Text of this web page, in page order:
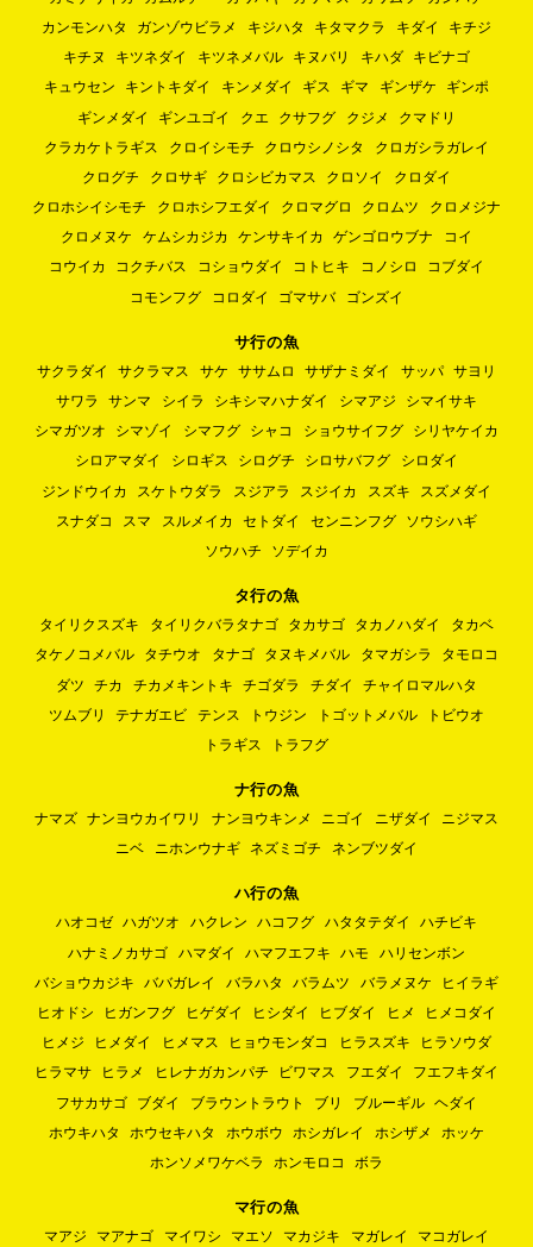
カンモンハタ
ガンゾウビラメ キジハタ キタマクラ キダイ
キチジ
キチヌ
キツネダイ キツネメバル キヌバリ キハダ
キビナゴ
キュウセン
キントキダイ キンメダイ ギス ギマ ギンザケ
ギンポ
ギンメダイ
ギンユゴイ クエ クサフグ クジメ
クマドリ
クラカケトラギス
クロイシモチ クロウシノシタ
クロガシラガレイ
クログチ
クロサギ クロシビカマス クロソイ
クロダイ
クロホシイシモチ
クロホシフエダイ クロマグロ クロムツ
クロメジナ
クロメヌケ
ケムシカジカ ケンサキイカ ゲンゴロウブナ
コイ
コウイカ
コクチバス コショウダイ コトヒキ コノシロ
コブダイ
コモンフグ
コロダイ ゴマサバ ゴンズイ
サ行の魚
サクラダイ サクラマス サケ ササムロ サザナミダイ サッパ サヨリ
サワラ
サンマ シイラ シキシマハナダイ シマアジ
シマイサキ
シマガツオ
シマゾイ シマフグ シャコ ショウサイフグ
シリヤケイカ
シロアマダイ
シロギス シログチ シロサバフグ
シロダイ
ジンドウイカ
スケトウダラ スジアラ スジイカ スズキ
スズメダイ
スナダコ
スマ スルメイカ セトダイ センニンフグ
ソウシハギ
ソウハチ
ソデイカ
タ行の魚
タイリクスズキ タイリクバラタナゴ タカサゴ タカノハダイ
タカベ
タケノコメバル
タチウオ タナゴ タヌキメバル タマガシラ
タモロコ
ダツ
チカ チカメキントキ チゴダラ チダイ
チャイロマルハタ
ツムブリ
テナガエビ テンス トウジン トゴットメバル
トビウオ
トラギス
トラフグ
ナ行の魚
ナマズ ナンヨウカイワリ ナンヨウキンメ ニゴイ ニザダイ
ニジマス
ニベ
ニホンウナギ ネズミゴチ ネンブツダイ
ハ行の魚
ハオコゼ ハガツオ ハクレン ハコフグ ハタタテダイ
ハチビキ
ハナミノカサゴ
ハマダイ ハマフエフキ ハモ
ハリセンボン
バショウカジキ
ババガレイ バラハタ バラムツ バラメヌケ
ヒイラギ
ヒオドシ
ヒガンフグ ヒゲダイ ヒシダイ ヒブダイ ヒメ
ヒメコダイ
ヒメジ
ヒメダイ ヒメマス ヒョウモンダコ ヒラスズキ
ヒラソウダ
ヒラマサ
ヒラメ ヒレナガカンパチ ビワマス フエダイ
フエフキダイ
フサカサゴ
ブダイ ブラウントラウト ブリ ブルーギル
ヘダイ
ホウキハタ
ホウセキハタ ホウボウ ホシガレイ ホシザメ
ホッケ
ホンソメワケベラ
ホンモロコ ボラ
マ行の魚
マアジ マアナゴ マイワシ マエソ マカジキ マガレイ
マコガレイ